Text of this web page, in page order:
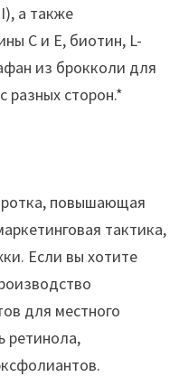
а также
С и Е, биотин, L-
из брокколи для
разных сторон.*
повышающая
тактика,
Если вы хотите
для местного
ретинола,